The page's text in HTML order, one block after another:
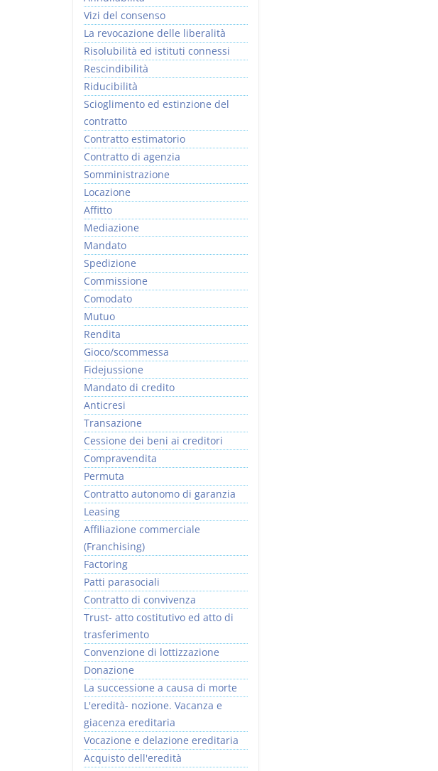
Vizi del consenso
La revocazione delle liberalità
Risolubilità ed istituti connessi
Rescindibilità
Riducibilità
Scioglimento ed estinzione del
contratto
Contratto estimatorio
Contratto di agenzia
Somministrazione
Locazione
Affitto
Mediazione
Mandato
Spedizione
Commissione
Comodato
Mutuo
Rendita
Gioco/scommessa
Fidejussione
Mandato di credito
Anticresi
Transazione
Cessione dei beni ai creditori
Compravendita
Permuta
Contratto autonomo di garanzia
Leasing
Affiliazione commerciale
(Franchising)
Factoring
Patti parasociali
Contratto di convivenza
Trust- atto costitutivo ed atto di
trasferimento
Convenzione di lottizzazione
Donazione
La successione a causa di morte
L'eredità- nozione. Vacanza e
giacenza ereditaria
Vocazione e delazione ereditaria
Acquisto dell'eredità